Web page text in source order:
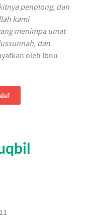
penolong, dan
kami
menimpa umat
dan
oleh Ibnu